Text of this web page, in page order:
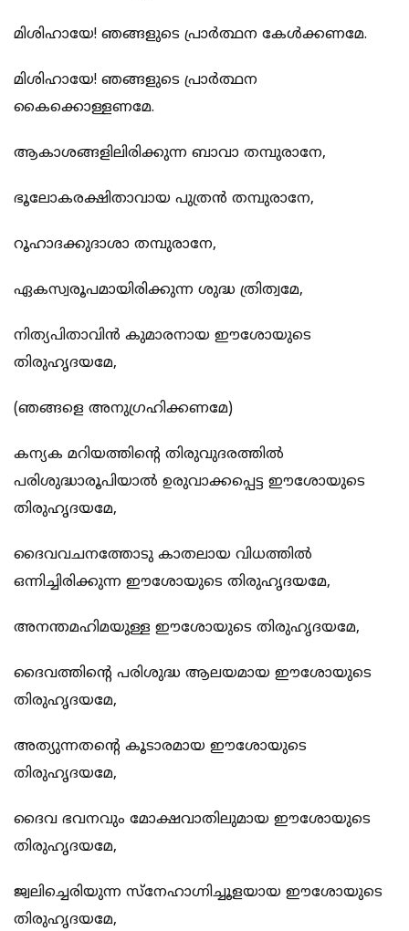
മിശിഹായേ! ഞങ്ങളുടെ പ്രാര്‍ത്ഥന കേള്‍ക്കണമേ.
മിശിഹായേ! ഞങ്ങളുടെ പ്രാര്‍ത്ഥന
കൈക്കൊള്ളണമേ.
ആകാശങ്ങളിലിരിക്കുന്ന ബാവാ തമ്പുരാനേ,
ഭൂലോകരക്ഷിതാവായ പുത്രന്‍ തമ്പുരാനേ,
റൂഹാദക്കുദാശാ തമ്പുരാനേ,
ഏകസ്വരൂപമായിരിക്കുന്ന ശുദ്ധ ത്രിത്വമേ,
നിത്യപിതാവിന്‍ കുമാരനായ ഈശോയുടെ
തിരുഹൃദയമേ,
(ഞങ്ങളെ അനുഗ്രഹിക്കണമേ)
കന്യക മറിയത്തിന്റെ തിരുവുദരത്തില്‍
പരിശുദ്ധാരൂപിയാല്‍ ഉരുവാക്കപ്പെട്ട ഈശോയുടെ
തിരുഹൃദയമേ,
ദൈവവചനത്തോടു കാതലായ വിധത്തില്‍
ഒന്നിച്ചിരിക്കുന്ന ഈശോയുടെ തിരുഹൃദയമേ,
അനന്തമഹിമയുള്ള ഈശോയുടെ തിരുഹൃദയമേ,
ദൈവത്തിന്‍റെ പരിശുദ്ധ ആലയമായ ഈശോയുടെ
തിരുഹൃദയമേ,
അത്യുന്നതന്‍റെ കൂടാരമായ ഈശോയുടെ
തിരുഹൃദയമേ,
ദൈവ ഭവനവും മോക്ഷവാതിലുമായ ഈശോയുടെ
തിരുഹൃദയമേ,
ജ്വലിച്ചെരിയുന്ന സ്നേഹാഗ്നിച്ചൂളയായ ഈശോയുടെ
തിരുഹൃദയമേ,